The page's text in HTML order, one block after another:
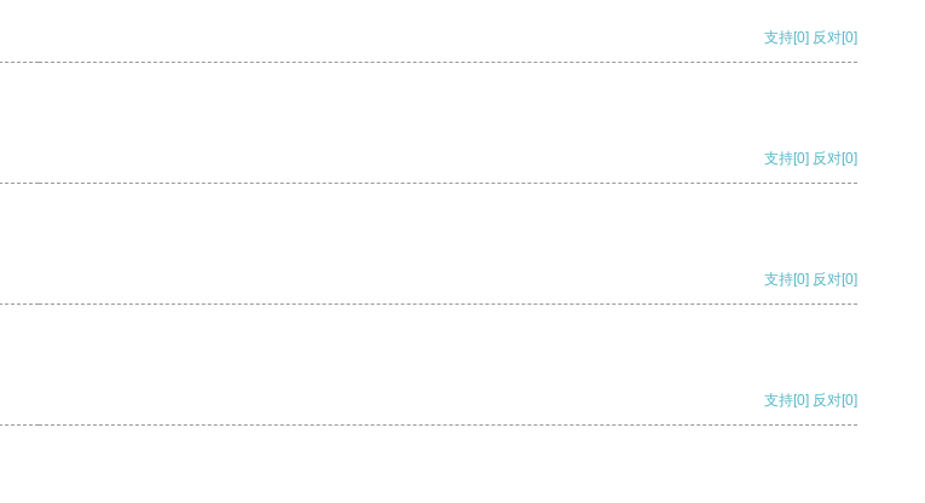
支持[0] 反对[0]
支持[0] 反对[0]
支持[0] 反对[0]
支持[0] 反对[0]